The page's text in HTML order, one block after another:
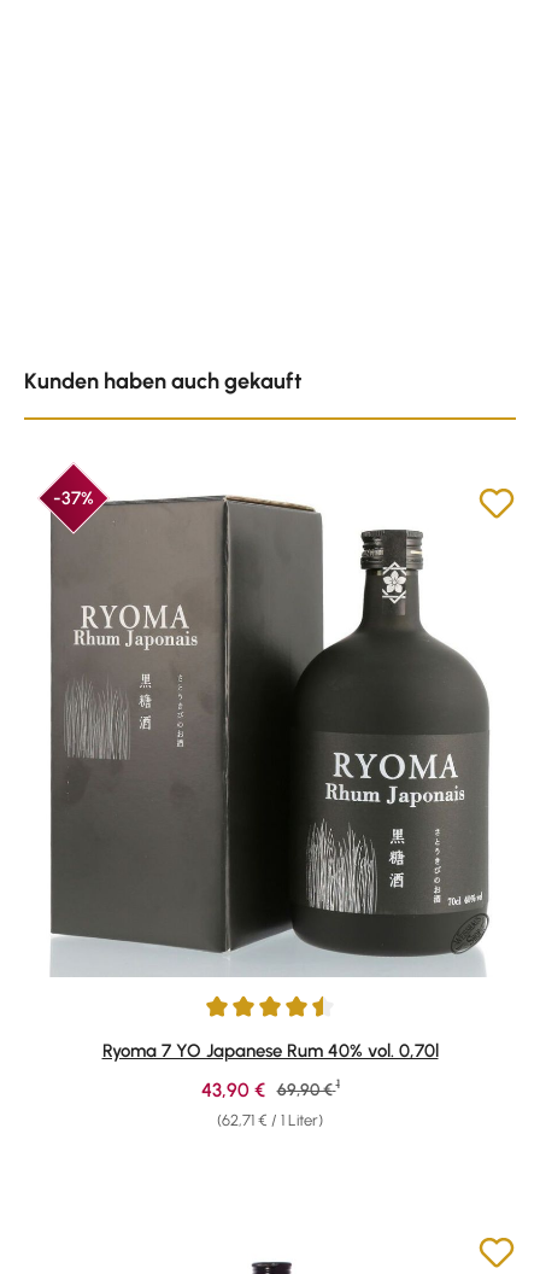
Kunden haben auch gekauft
-37%
Durchschnittliche Bewertung von 4.59 von 5 Sternen
Ryoma 7 YO Japanese Rum 40% vol. 0,70l
(62,71 € / 1 Liter)
Verkaufspreis:
43,90 € Regulärer Preis:
69,90 € 1